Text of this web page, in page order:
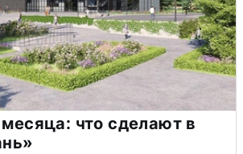
что сделают в